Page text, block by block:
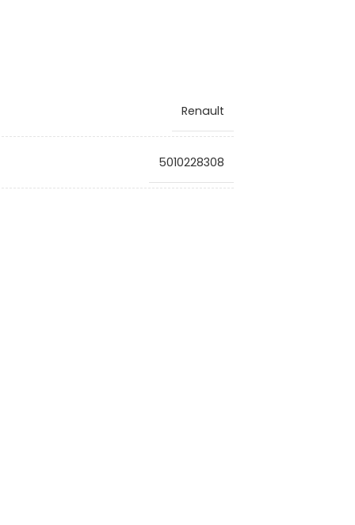
Renault
5010228308